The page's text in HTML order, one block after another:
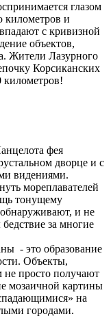
глазом
километров и
с кривизной
объектов,
Жители Лазурного
Корсиканских
километров!
фея
дворце и с
видениями.
мореплавателей
тонущему
и не
за многие
- это образование
Объекты,
просто получают
мозаичной картины
на
городами.